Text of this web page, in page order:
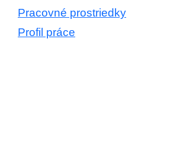
Pracovné prostriedky
Profil práce